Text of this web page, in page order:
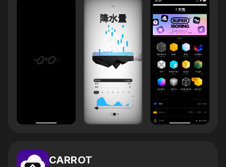
CARROT